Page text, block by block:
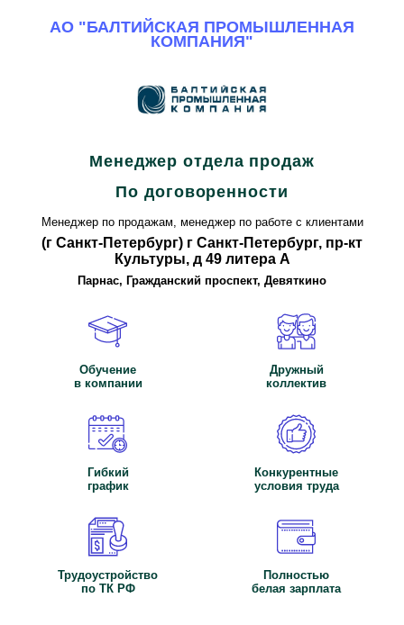
АО "БАЛТИЙСКАЯ ПРОМЫШЛЕННАЯ
КОМПАНИЯ"
Менеджер отдела продаж
По договоренности
Менеджер по продажам, менеджер по работе с клиентами
(г Санкт-Петербург) г Санкт-Петербург, пр-кт
Культуры, д 49 литера А
Парнас, Гражданский проспект, Девяткино
Обучение
в компании
Дружный
коллектив
Гибкий
график
Конкурентные
условия труда
Трудоустройство
по ТК РФ
Полностью
белая зарплата